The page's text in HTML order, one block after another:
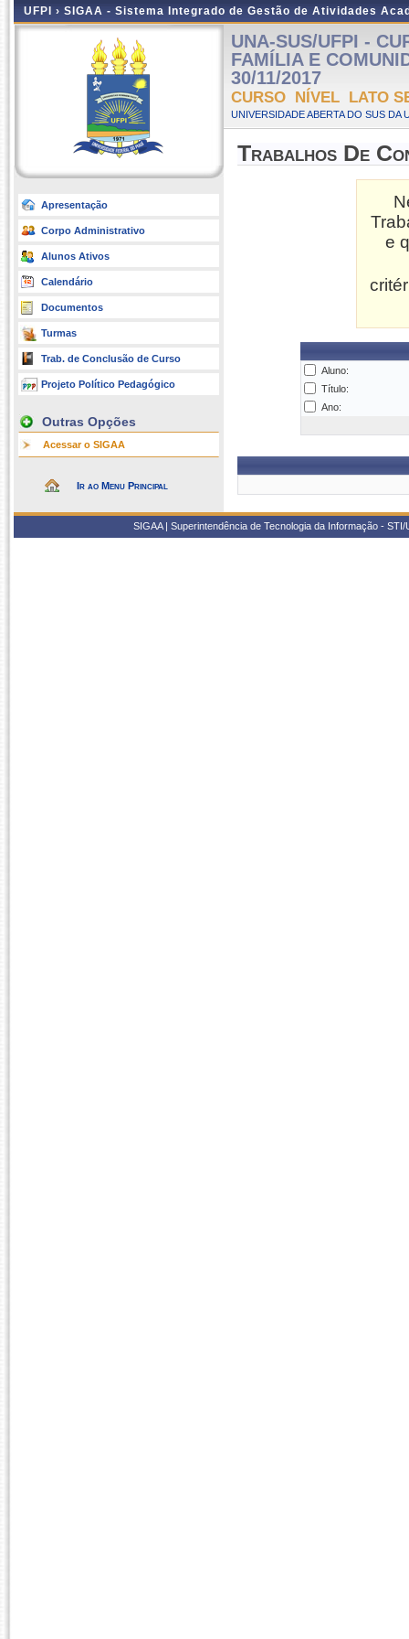
UFPI › SIGAA - Sistema Integrado de Gestão de Atividades
Apresentação
Corpo Administrativo
Alunos Ativos
Calendário
Documentos
Turmas
Trab. de Conclusão de Curso
Projeto Político Pedagógico
Outras Opções
Acessar o SIGAA
Ir ao Menu Principal
UNA-SUS/UFPI -
FAMÍLIA E
30/11/2017
CURSO NÍVEL LATO
UNIVERSIDADE ABERTA DO SUS DA
Trabalhos De
e
Aluno:
Título:
Ano:
SIGAA | Superintendência de Tecnologia da Informação -